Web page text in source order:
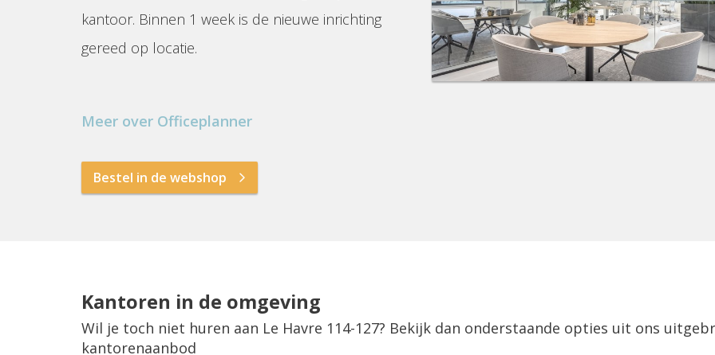
kantoor. Binnen 1 week is de nieuwe inrichting
gereed op locatie.
Meer over Officeplanner
Bestel in de webshop
Kantoren in de omgeving
Wil je toch niet huren aan Le Havre 114-127? Bekijk dan onderstaande opties uit ons
kantorenaanbod